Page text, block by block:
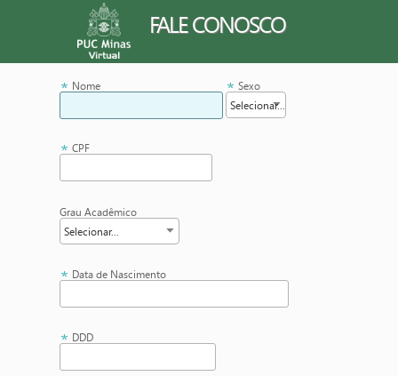
FALE CONOSCO
Nome Sexo
CPF
Grau Acadêmico
Data de Nascimento
DDD